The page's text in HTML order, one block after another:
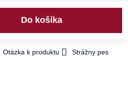
Do košíka
Otázka k produktu
Strážny pes